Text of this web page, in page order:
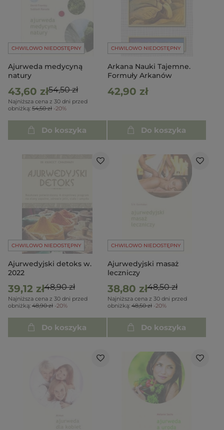
CHWILOWO NIEDOSTĘPNY
Ajurweda medycyną
natury
43,60 zł54,50 zł
Najniższa cena z 30 dni przed
obniżką: 54,50 zł -20%
Do koszyka
CHWILOWO NIEDOSTĘPNY
Arkana Nauki Tajemne.
Formuły Arkanów
42,90 zł
Do koszyka
CHWILOWO NIEDOSTĘPNY
Ajurwedyjski detoks w.
2022
39,12 zł48,90 zł
Najniższa cena z 30 dni przed
obniżką: 48,90 zł -20%
Do koszyka
CHWILOWO NIEDOSTĘPNY
Ajurwedyjski masaż
leczniczy
38,80 zł48,50 zł
Najniższa cena z 30 dni przed
obniżką: 48,50 zł -20%
Do koszyka